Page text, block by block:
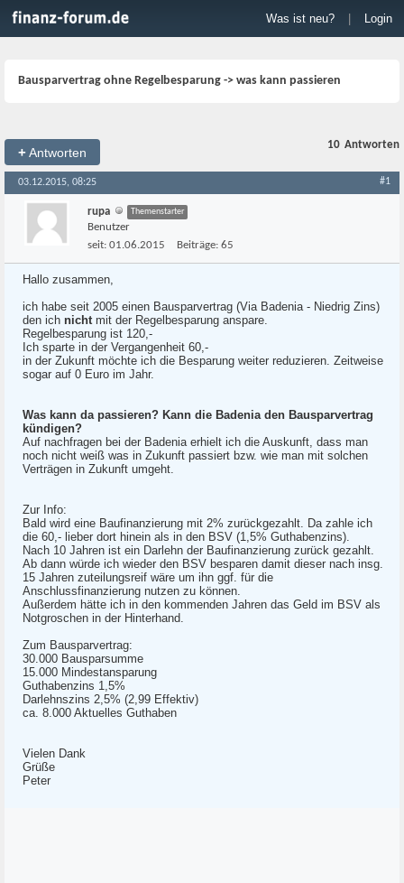
Was ist neu? Login
Bausparvertrag ohne Regelbesparung -> was kann passieren
+Antworten
10 Antworten
03.12.2015, 08:25 #1
rupa Themenstarter
Benutzer
seit: 01.06.2015 Beiträge: 65
Hallo zusammen,
ich habe seit 2005 einen Bausparvertrag (Via Badenia - Niedrig Zins)
den ich nichtmit der Regelbesparung anspare.
Regelbesparung ist 120,-
Ich sparte in der Vergangenheit 60,-
in der Zukunft möchte ich die Besparung weiter reduzieren. Zeitweise
sogar auf 0 Euro im Jahr.
Was kann da passieren? Kann die Badenia den Bausparvertrag
kündigen?
Auf nachfragen bei der Badenia erhielt ich die Auskunft, dass man
noch nicht weiß was in Zukunft passiert bzw. wie man mit solchen
Verträgen in Zukunft umgeht.
Zur Info:
Bald wird eine Baufinanzierung mit 2% zurückgezahlt. Da zahle ich
die 60,- lieber dort hinein als in den BSV (1,5% Guthabenzins).
Nach 10 Jahren ist ein Darlehn der Baufinanzierung zurück gezahlt.
Ab dann würde ich wieder den BSV besparen damit dieser nach insg.
15 Jahren zuteilungsreif wäre um ihn ggf. für die
Anschlussfinanzierung nutzen zu können.
Außerdem hätte ich in den kommenden Jahren das Geld im BSV als
Notgroschen in der Hinterhand.
Zum Bausparvertrag:
30.000 Bausparsumme
15.000 Mindestansparung
Guthabenzins 1,5%
Darlehnszins 2,5% (2,99 Effektiv)
ca. 8.000 Aktuelles Guthaben
Vielen Dank
Grüße
Peter